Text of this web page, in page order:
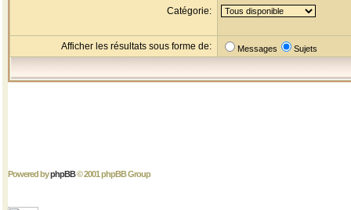
Catégorie:
Afficher les résultats sous forme de: Messages Sujets
Powered byphpBB© 2001 phpBB Group